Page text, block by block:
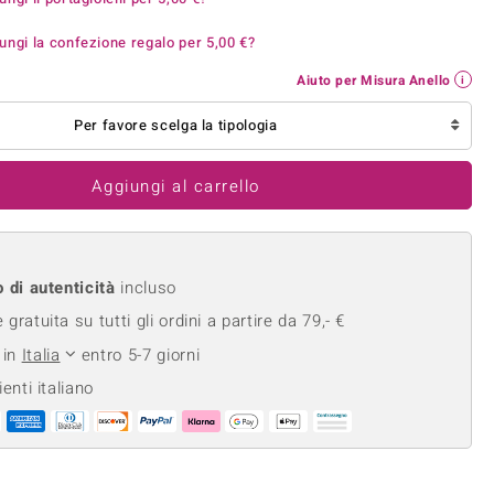
Anelli in Misura 29
Creation Novità
Tormalina
la confezione regalo per 5,00 €?
Aiuto per Misura Anello
Per favore scelga la tipologia
Aggiungi al carrello
di autenticità incluso
gratuita su tutti gli ordini a partire da 79,- €
Italia
entro 5-7 giorni
italiano